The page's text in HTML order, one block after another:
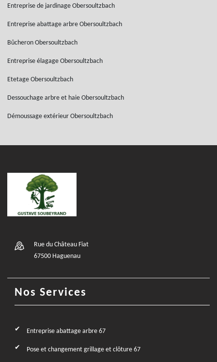
Entreprise de jardinage Obersoultzbach
Entreprise abattage arbre Obersoultzbach
Bûcheron Obersoultzbach
Entreprise élagage Obersoultzbach
Etetage Obersoultzbach
Dessouchage arbre et haie Obersoultzbach
Démoussage extérieur Obersoultzbach
Rue du Château Fiat
67500 Haguenau
Nos Services
Entreprise abattage arbre 67
Pose et changement grillage et clôture 67